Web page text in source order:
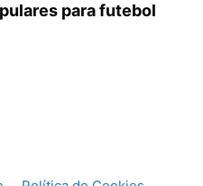
parafutebol